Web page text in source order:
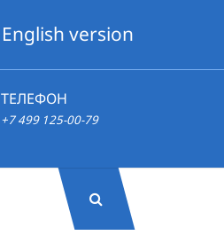
English version
ТЕЛЕФОН
+7 499 125-00-79